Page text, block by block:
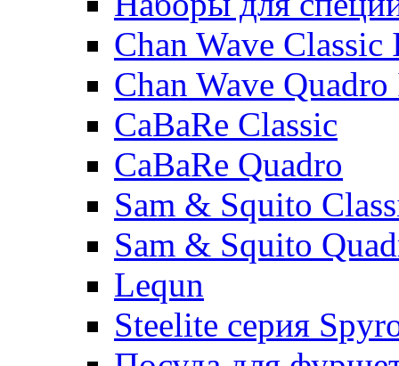
Chan Wave
Chan Wave
CaBaRe Classic
CaBaRe Quadro
Sam & Squito
Sam & Squito
Lequn
Steelite серия